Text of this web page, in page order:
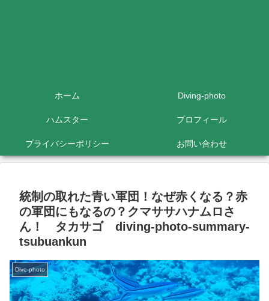
ホーム Diving-photo
ハムスター プロフィール
プライバシーポリシー お問い合わせ
統制の取れた青い軍団！なぜ赤くなる？赤
の軍団にもなるの？クマササハナムロさ
ん！ タカサゴ diving-photo-summary-
tsubuankun
Dive-photo